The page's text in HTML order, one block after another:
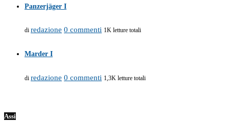
Panzerjäger I
di redazione 0 commenti 1K letture totali
Marder I
di redazione 0 commenti 1,3K letture totali
Assi